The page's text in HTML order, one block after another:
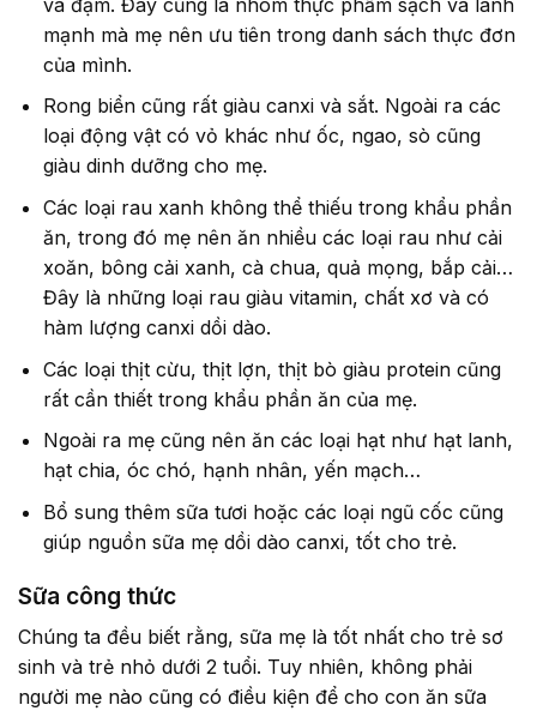
mạnh mà mẹ nên ưu tiên trong danh sách thực đơn
của mình.
Rong biển cũng rất giàu canxi và sắt. Ngoài ra các
loại động vật có vỏ khác như ốc, ngao, sò cũng
giàu dinh dưỡng cho mẹ.
Các loại rau xanh không thể thiếu trong khẩu phần
ăn, trong đó mẹ nên ăn nhiều các loại rau như cải
xoăn, bông cải xanh, cà chua, quả mọng, bắp cải…
Đây là những loại rau giàu vitamin, chất xơ và có
hàm lượng canxi dồi dào.
Các loại thịt cừu, thịt lợn, thịt bò giàu protein cũng
rất cần thiết trong khẩu phần ăn của mẹ.
Ngoài ra mẹ cũng nên ăn các loại hạt như hạt lanh,
hạt chia, óc chó, hạnh nhân, yến mạch…
Bổ sung thêm sữa tươi hoặc các loại ngũ cốc cũng
giúp nguồn sữa mẹ dồi dào canxi, tốt cho trẻ.
Sữa công thức
Chúng ta đều biết rằng, sữa mẹ là tốt nhất cho trẻ sơ
sinh và trẻ nhỏ dưới 2 tuổi. Tuy nhiên, không phải
người mẹ nào cũng có điều kiện để cho con ăn sữa